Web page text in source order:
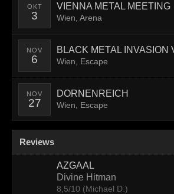
Contact
OKT
3
VIENNA METAL MEETING
Wien, Arena
NOV
6
BLACK METAL INVASION
Wien, Escape
NOV
27
DORNENREICH
Wien, Escape
Reviews
AZGAAL
Divine Hitman
8,5/10 (Michael D.)